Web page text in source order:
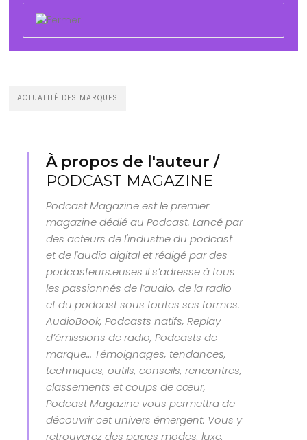
ACTUALITÉ DES MARQUES
À propos de l'auteur /
PODCAST MAGAZINE
Podcast Magazine est le premier
magazine dédié au Podcast. Lancé par
des acteurs de l'industrie du podcast
et de l'audio digital et rédigé par des
podcasteurs.euses il s’adresse à tous
les passionnés de l’audio, de la radio
et du podcast sous toutes ses formes.
AudioBook, Podcasts natifs, Replay
d’émissions de radio, Podcasts de
marque… Témoignages, tendances,
techniques, outils, conseils, rencontres,
classements et coups de cœur,
Podcast Magazine vous permettra de
découvrir cet univers émergent. Vous y
retrouverez des pages modes, luxe,